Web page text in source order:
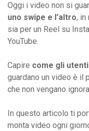
Oggi i video non si
uno swipe e l’altro, in
sia per un Reel su
YouTube.
Capire come gli
guardano un video è il
che non vengano
In questo articolo ti
monta video ogni